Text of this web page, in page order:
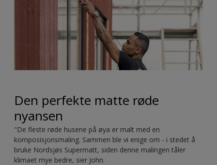
Den perfekte matte røde
nyansen
"De fleste røde husene på øya er malt med en
komposisjonsmaling. Sammen ble vi enige om - i stedet å
bruke Nordsjøs Supermatt, siden denne malingen tåler
klimaet mye bedre, sier John.